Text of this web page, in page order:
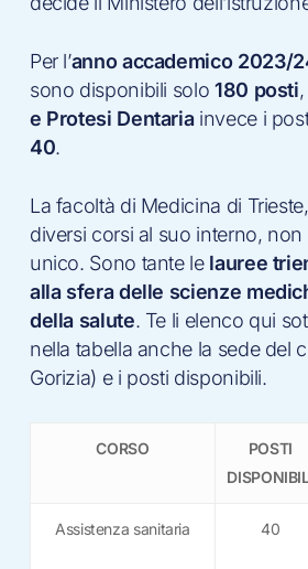
Per l’anno accademico 2023/
sono disponibili solo 180 posti
e Protesi Dentaria invece i
40.
La facoltà di Medicina di
diversi corsi al suo interno,
unico. Sono tante lelauree
alla sfera delle scienze
della salute. Te li elenco qui
nella tabella anche la sede del
Gorizia) e i posti disponibili.
CORSO
POSTI
Assistenza sanitaria 40